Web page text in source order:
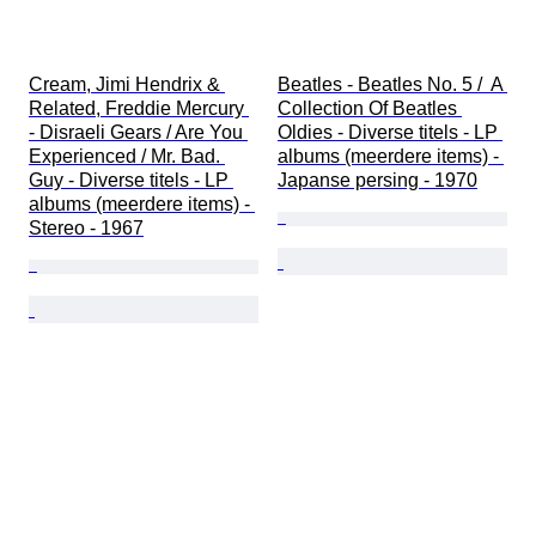
Cream, Jimi Hendrix &
Related, Freddie Mercury
- Disraeli Gears / Are You
Experienced / Mr. Bad.
Guy - Diverse titels - LP
albums (meerdere items) -
Stereo - 1967
Beatles - Beatles No. 5 /  A
Collection Of Beatles
Oldies - Diverse titels - LP
albums (meerdere items) -
Japanse persing - 1970